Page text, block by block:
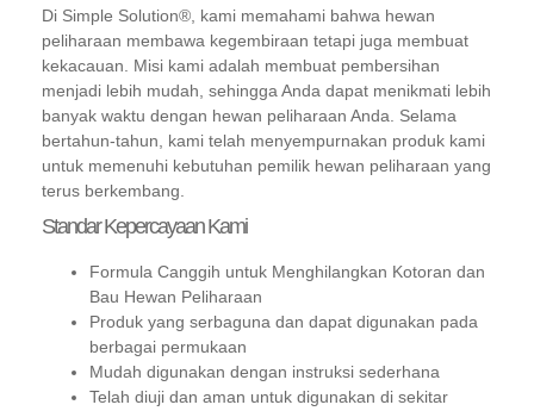
Di Simple Solution®, kami memahami bahwa hewan
peliharaan membawa kegembiraan tetapi juga membuat
kekacauan. Misi kami adalah membuat pembersihan
menjadi lebih mudah, sehingga Anda dapat menikmati lebih
banyak waktu dengan hewan peliharaan Anda. Selama
bertahun-tahun, kami telah menyempurnakan produk kami
untuk memenuhi kebutuhan pemilik hewan peliharaan yang
terus berkembang.
Standar Kepercayaan Kami
Formula Canggih untuk Menghilangkan Kotoran dan
Bau Hewan Peliharaan
Produk yang serbaguna dan dapat digunakan pada
berbagai permukaan
Mudah digunakan dengan instruksi sederhana
Telah diuji dan aman untuk digunakan di sekitar